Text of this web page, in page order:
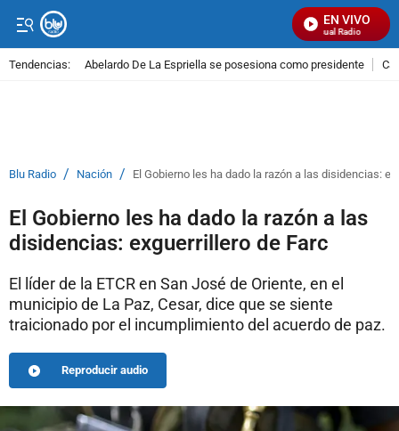
EN VIVO
Señal Visual Radio
Tendencias: Abelardo De La Espriella se posesiona como presidente
Blu Radio / Nación / El Gobierno les ha dado la razón a las disidencias:
El Gobierno les ha dado la razón a las
disidencias: exguerrillero de Farc
El líder de la ETCR en San José de Oriente, en el
municipio de La Paz, Cesar, dice que se siente
traicionado por el incumplimiento del acuerdo de paz.
Reproducir audio